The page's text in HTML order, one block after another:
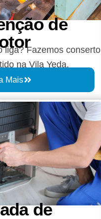
de
liga? Fazemos conserto
na Vila Yeda.
Mais
de